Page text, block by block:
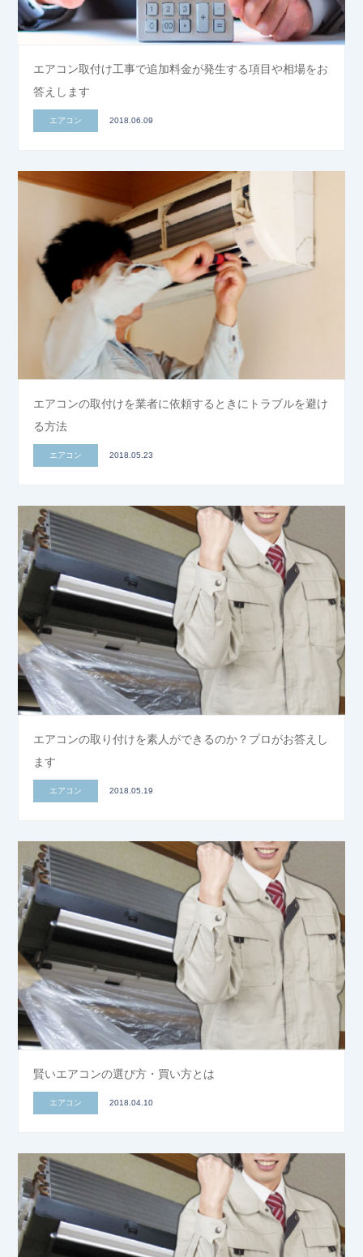
エアコン取付け工事で追加料金が発生する項目や相場をお
答えします
エアコン 2018.06.09
エアコンの取付けを業者に依頼するときにトラブルを避け
る方法
エアコン 2018.05.23
エアコンの取り付けを素人ができるのか？プロがお答えし
ます
エアコン 2018.05.19
賢いエアコンの選び方・買い方とは
エアコン 2018.04.10